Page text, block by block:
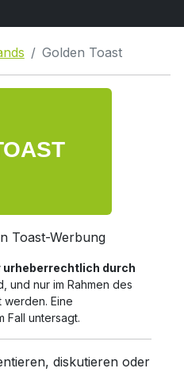
Golden Toast
Toast-Werbung
urheberrechtlich durch
und nur im Rahmen des
Eine
Fall untersagt.
diskutieren oder